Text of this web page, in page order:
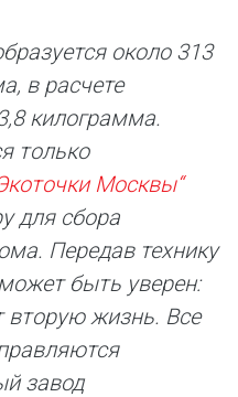
около 313
в расчете
килограмма.
только
Москвы“
для сбора
Передав технику
быть уверен:
вторую жизнь. Все
завод